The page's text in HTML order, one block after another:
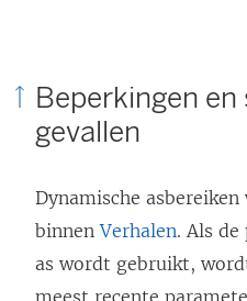
Beperkingen en
gevallen
Dynamische
binnenVerhalen. Als
as wordt gebruikt,